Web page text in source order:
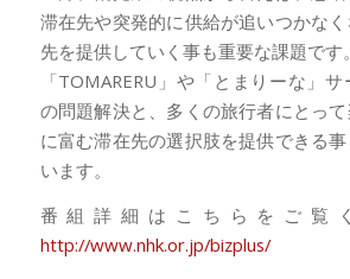
滞在先や突発的に供給が追いつかな
先を提供していく事も重要な課題です。
「TOMARERU」や「とまりーな」
の問題解決と、多くの旅行者にとっ
に富む滞在先の選択肢を提供できる
います。
番組詳細はこちらをご覧
http://www.nhk.or.jp/bizplus/